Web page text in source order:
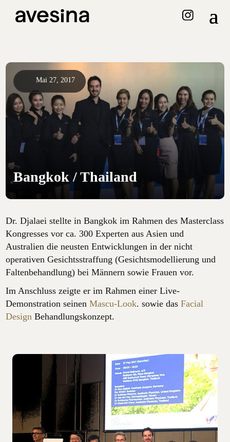
Bangkok / Thailand
Mai 27, 2017
Dr. Djalaei stellte in Bangkok im Rahmen des Masterclass
Kongresses vor ca. 300 Experten aus Asien und
Australien die neusten Entwicklungen in der nicht
operativen Gesichtsstraffung (Gesichtsmodellierung und
Faltenbehandlung) bei Männern sowie Frauen vor.
Im Anschluss zeigte er im Rahmen einer Live-
Demonstration seinenMascu-Look. sowie das Facial
Design Behandlungskonzept.